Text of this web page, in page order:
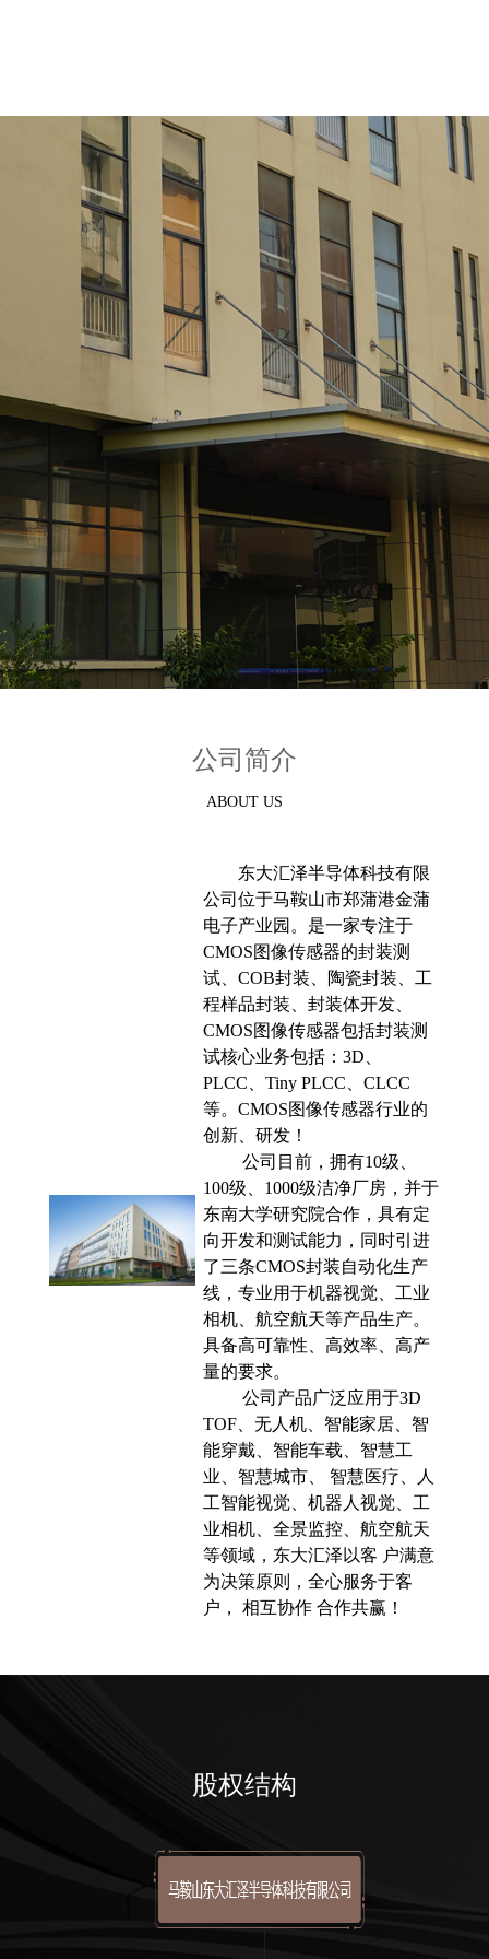
公司简介
ABOUT US
东大汇泽半导体科技有限
公司位于马鞍山市郑蒲港金蒲
电子产业园。是一家专注于
CMOS图像传感器的封装测
试、COB封装、陶瓷封装、工
程样品封装、封装体开发、
CMOS图像传感器包括封装测
试核心业务包括：3D、
PLCC、Tiny PLCC、CLCC
等。CMOS图像传感器行业的
创新、研发！
公司目前，拥有10级、
100级、1000级洁净厂房，并于
东南大学研究院合作，具有定
向开发和测试能力，同时引进
了三条CMOS封装自动化生产
线，专业用于机器视觉、工业
相机、航空航天等产品生产。
具备高可靠性、高效率、高产
量的要求。
公司产品广泛应用于3D
TOF、无人机、智能家居、智
能穿戴、智能车载、智慧工
业、智慧城市、 智慧医疗、人
工智能视觉、机器人视觉、工
业相机、全景监控、航空航天
等领域，东大汇泽以客 户满意
为决策原则，全心服务于客
户， 相互协作 合作共赢！
股权结构